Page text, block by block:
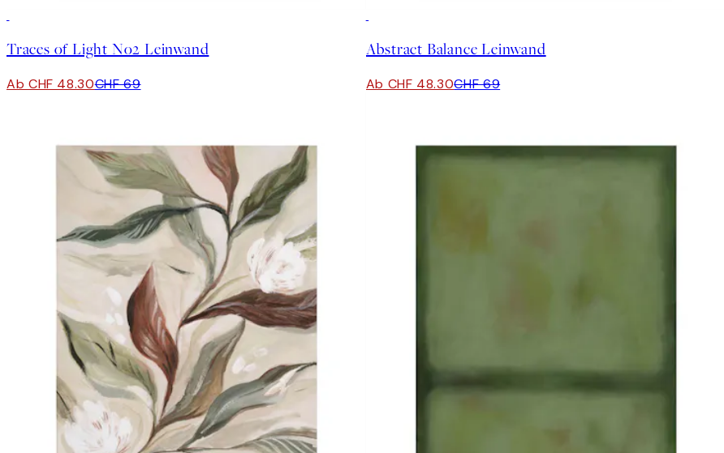
Traces of Light No2 Leinwand
Ab CHF 48.30CHF 69
Abstract Balance Leinwand
Ab CHF 48.30CHF 69